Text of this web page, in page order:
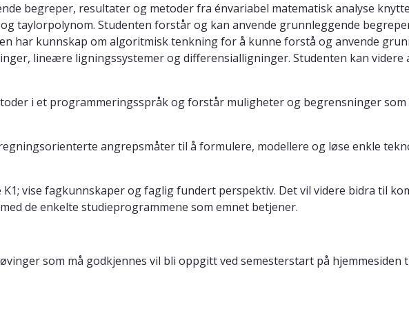
begreper, resultater og metoder fra énvariabel matematisk analyse
taylorpolynom. Studenten forstår og kan anvende grunnleggende
har kunnskap om algoritmisk tenkning for å kunne forstå og anvende
lineære ligningssystemer og differensialligninger. Studenten kan videre
i et programmeringsspråk og forstår muligheter og begrensninger
angrepsmåter til å formulere, modellere og løse enkle
vise fagkunnskaper og faglig fundert perspektiv. Det vil videre bidra til
de enkelte studieprogrammene som emnet betjener.
som må godkjennes vil bli oppgitt ved semesterstart på hjemmesiden